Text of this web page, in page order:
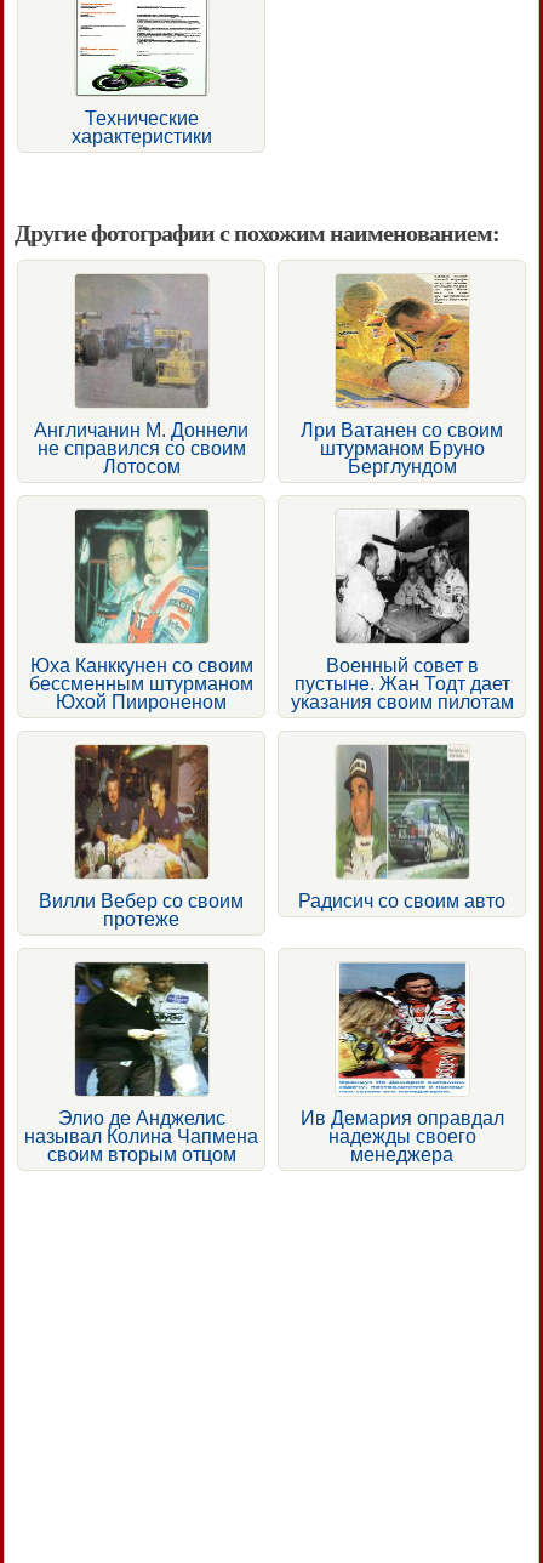
Технические
характеристики
Другие фотографии с похожим наименованием:
Англичанин М. Доннели
не справился со своим
Лотосом
Лри Ватанен со своим
штурманом Бруно
Берглундом
Юха Канккунен со своим
бессменным штурманом
Юхой Пиироненом
Военный совет в
пустыне. Жан Тодт дает
указания своим пилотам
Вилли Вебер со своим
протеже
Радисич со своим авто
Элио де Анджелис
называл Колина Чапмена
своим вторым отцом
Ив Демария оправдал
надежды своего
менеджера